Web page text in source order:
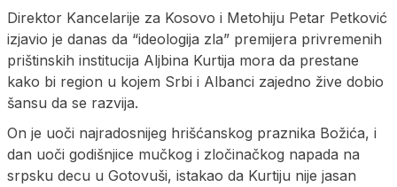
Direktor Kancelarije za Kosovo i Metohiju Petar Petković
izjavio je danas da “ideologija zla” premijera privremenih
prištinskih institucija Aljbina Kurtija mora da prestane
kako bi region u kojem Srbi i Albanci zajedno žive dobio
šansu da se razvija.
On je uoči najradosnijeg hrišćanskog praznika Božića, i
dan uoči godišnjice mučkog i zločinačkog napada na
srpsku decu u Gotovuši, istakao da Kurtiju nije jasan